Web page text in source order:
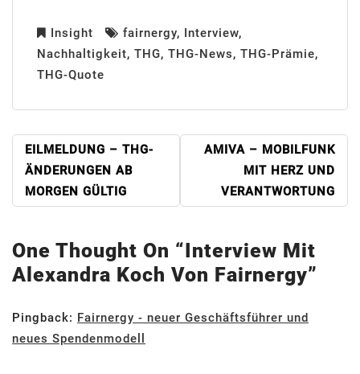
Insight fairnergy, Interview,
Nachhaltigkeit, THG, THG-News, THG-Prämie,
THG-Quote
BEITRAGSNAVIGATION
EILMELDUNG – THG-
ÄNDERUNGEN AB
MORGEN GÜLTIG
AMIVA – MOBILFUNK
MIT HERZ UND
VERANTWORTUNG
One Thought On “Interview Mit
Alexandra Koch Von Fairnergy”
Pingback: Fairnergy - neuer Geschäftsführer und
neues Spendenmodell